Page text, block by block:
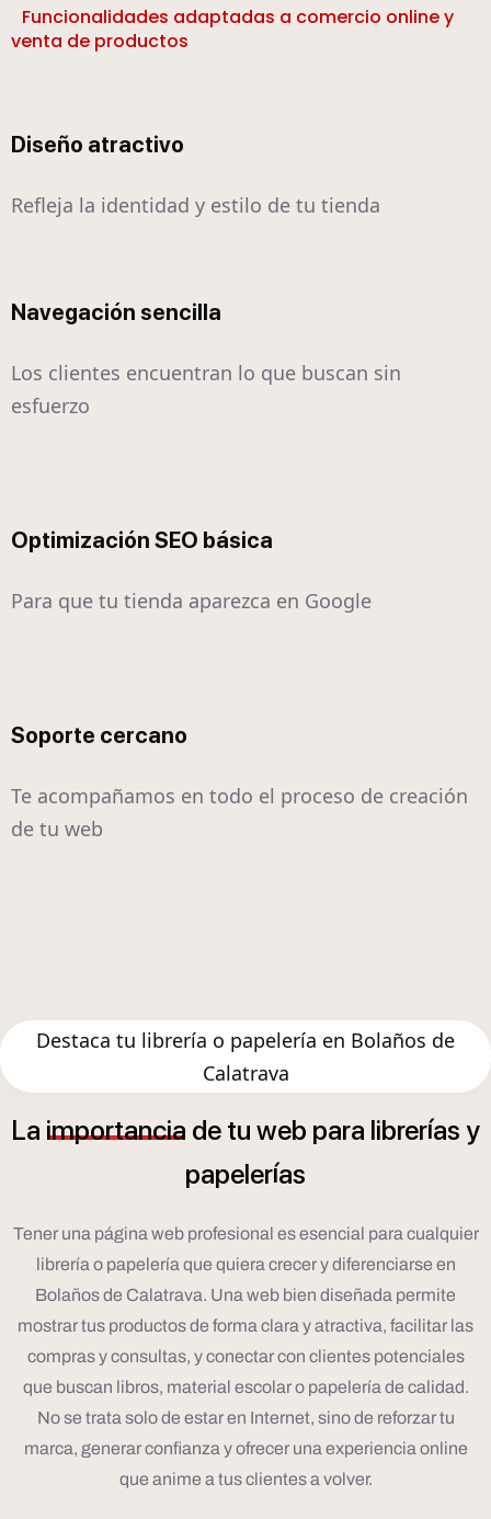
Funcionalidades adaptadas a comercio online y
venta de productos
Diseño atractivo
Refleja la identidad y estilo de tu tienda
Navegación sencilla
Los clientes encuentran lo que buscan sin
esfuerzo
Optimización SEO básica
Para que tu tienda aparezca en Google
Soporte cercano
Te acompañamos en todo el proceso de creación
de tu web
Destaca tu librería o papelería en Bolaños de
Calatrava
La importancia de tu web para librerías y
papelerías
Tener una página web profesional es esencial para cualquier
librería o papelería que quiera crecer y diferenciarse en
Bolaños de Calatrava. Una web bien diseñada permite
mostrar tus productos de forma clara y atractiva, facilitar las
compras y consultas, y conectar con clientes potenciales
que buscan libros, material escolar o papelería de calidad.
No se trata solo de estar en Internet, sino de reforzar tu
marca, generar confianza y ofrecer una experiencia online
que anime a tus clientes a volver.